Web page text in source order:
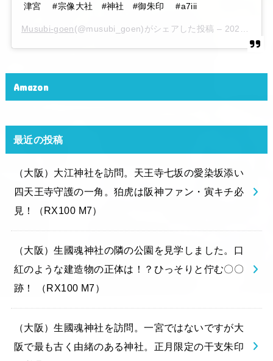
津宮 #宗像大社 #神社 #御朱印 #a7iii
Musubi-goen(@musubi_goen)がシェアした投稿 – 2020年 6月月6日午後10時15分PDT
Amazon
最近の投稿
（大阪）大江神社を訪問。天王寺七坂の愛染坂添い
四天王寺守護の一角。狛虎は阪神ファン・寅キチ必
見！（RX100 M7）
（大阪）生國魂神社の隣の公園を見学しました。口
紅のような建造物の正体は！？ひっそりと佇む〇〇
跡！ （RX100 M7）
（大阪）生國魂神社を訪問。一宮ではないですが大
阪で最も古く由緒のある神社。正月限定の干支朱印